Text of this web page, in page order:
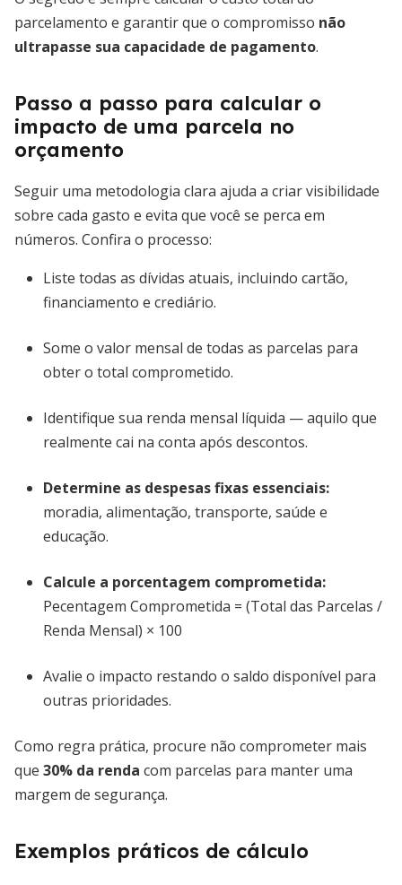
parcelamento e garantir que o compromisso não
ultrapasse sua capacidade de pagamento.
Passo a passo para calcular o
impacto de uma parcela no
orçamento
Seguir uma metodologia clara ajuda a criar visibilidade
sobre cada gasto e evita que você se perca em
números. Confira o processo:
Liste todas as dívidas atuais, incluindo cartão,
financiamento e crediário.
Some o valor mensal de todas as parcelas para
obter o total comprometido.
Identifique sua renda mensal líquida — aquilo que
realmente cai na conta após descontos.
Determine as despesas fixas essenciais:
moradia, alimentação, transporte, saúde e
educação.
Calcule a porcentagem comprometida:
Pecentagem Comprometida = (Total das Parcelas /
Renda Mensal) × 100
Avalie o impacto restando o saldo disponível para
outras prioridades.
Como regra prática, procure não comprometer mais
que 30% da renda com parcelas para manter uma
margem de segurança.
Exemplos práticos de cálculo